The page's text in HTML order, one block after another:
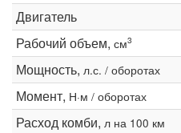
Двигатель
Рабочий объем, см3
Мощность, л.с. / оборотах
Момент, Н·м / оборотах
Расход комби, л на 100 км